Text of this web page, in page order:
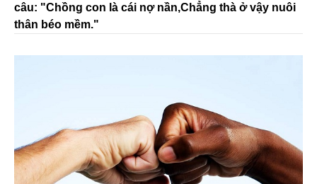
câu: "Chồng con là cái nợ nần,Chẳng thà ở vậy nuôi
thân béo mềm."